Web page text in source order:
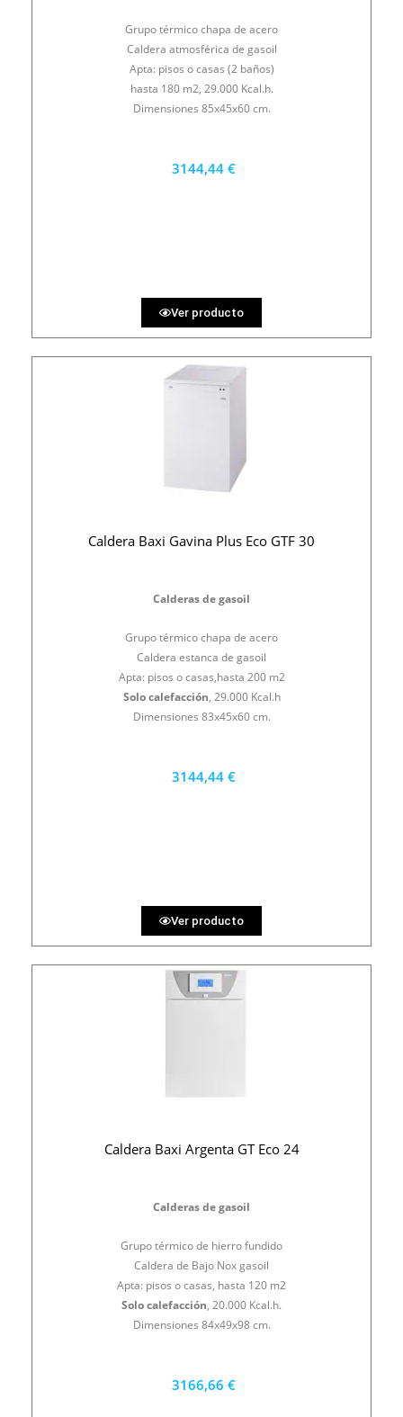
Grupo térmico chapa de acero
Caldera atmosférica de gasoil
Apta: pisos o casas (2 baños)
hasta 180 m2, 29.000 Kcal.h.
Dimensiones 85x45x60 cm.
3144,44 €
Ver producto
Caldera Baxi Gavina Plus Eco GTF 30
Calderas de gasoil
Grupo térmico chapa de acero
Caldera estanca de gasoil
Apta: pisos o casas,hasta 200 m2
Solo calefacción, 29.000 Kcal.h
Dimensiones 83x45x60 cm.
3144,44 €
Ver producto
Caldera Baxi Argenta GT Eco 24
Calderas de gasoil
Grupo térmico de hierro fundido
Caldera de Bajo Nox gasoil
Apta: pisos o casas, hasta 120 m2
Solo calefacción, 20.000 Kcal.h.
Dimensiones 84x49x98 cm.
3166,66 €